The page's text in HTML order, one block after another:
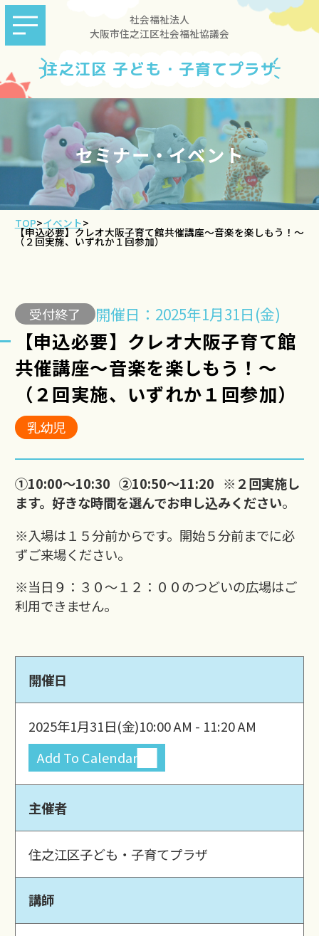
社会福祉法人
大阪市住之江区社会福祉協議会
住之江区 子ども・子育てプラザ
セミナー・イベント
TOP>イベント>
【申込必要】クレオ大阪子育て館共催講座～音楽を楽しもう！～
（２回実施、いずれか１回参加）
受付終了 開催日：2025年1月31日(金)
【申込必要】クレオ大阪子育て館
共催講座～音楽を楽しもう！～
（２回実施、いずれか１回参加）
乳幼児
①10:00～10:30 ②10:50～11:20 ※２回実施し
ます。好きな時間を選んでお申し込みください。
※入場は１５分前からです。開始５分前までに必
ずご来場ください。
※当日９：３０～１２：００のつどいの広場はご
利用できません。
開催日
2025年1月31日(金)10:00 AM - 11:20 AM
Add To Calendar
主催者
住之江区子ども・子育てプラザ
講師